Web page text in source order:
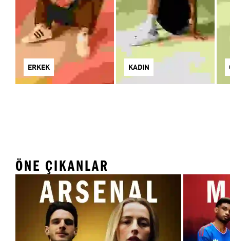
ERKEK KADIN
ÖNE ÇIKANLAR